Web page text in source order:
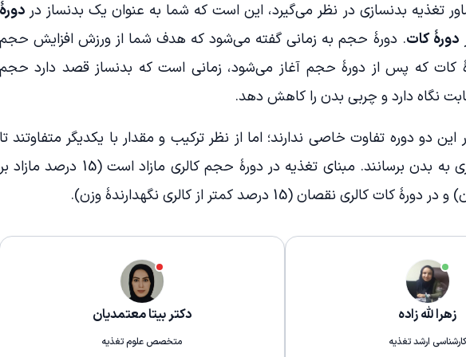
تغذیه بدنسازی در نظر می‌گیرد، این است که شما به عنوان یک بدنساز در
دورۀ کات. دورۀ حجم به زمانی گفته می‌شود که هدف شما از ورزش افزایش
کات که پس از دورۀ حجم آغاز می‌شود، زمانی است که بدنساز قصد دارد
نگاه دارد و چربی بدن را کاهش دهد.
دو دوره تفاوت خاصی ندارند؛ اما از نظر ترکیب و مقدار با یکدیگر متفاوتند
میزان متفاوتی کالری به بدن برسانند. مبنای تغذیه در دورۀ حجم کالری مازاد است (15 درصد
کالری نقصان (15 درصد کمتر از کالری نگهدارندۀ وزن).
زهرا لله زاده
کارشناسی ارشد تغذیه
دکتر بیتا معتمدیان
متخصص علوم تغذیه